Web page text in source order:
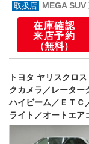
MEGA
在庫確認
来店予約
（無料）
トヨタ ヤリスクロ
クカメラ／レーター
ハイビーム／ＥＴＣ
ライト／オートエア